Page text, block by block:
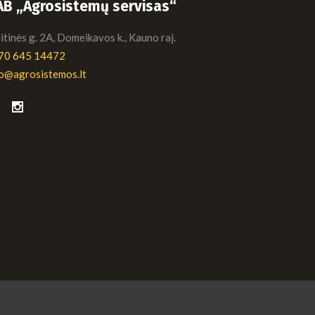
„Agrosistemų servisas“
g. 2A, Domeikavos k., Kauno raj.
645 14472